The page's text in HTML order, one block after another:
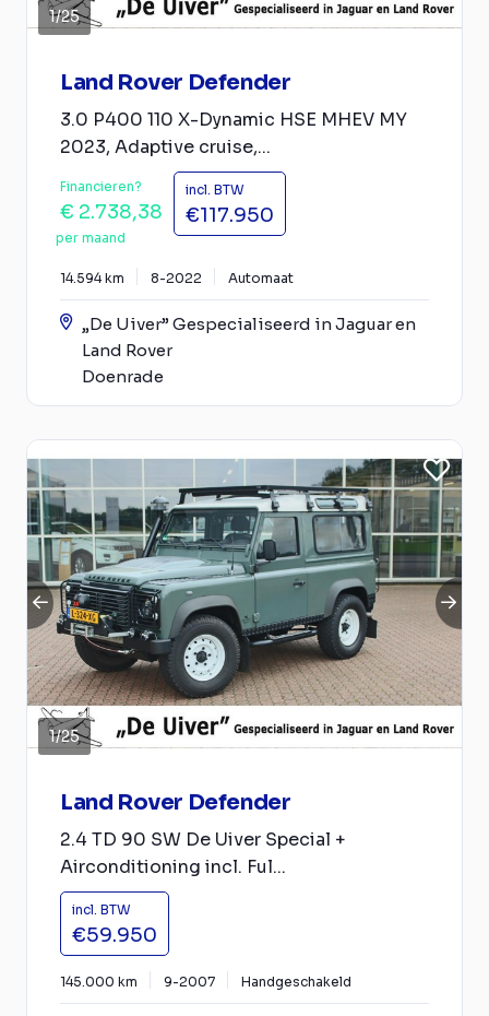
1/25
Land Rover Defender
3.0 P400 110 X-Dynamic HSE MHEV MY
2023, Adaptive cruise,...
Financieren?
€ 2.738,38
per maand
incl. BTW
€117.950
14.594 km 8-2022 Automaat
„De Uiver” Gespecialiseerd in Jaguar en
Land Rover
Doenrade
1/25
Land Rover Defender
2.4 TD 90 SW De Uiver Special +
Airconditioning incl. Ful...
incl. BTW
€59.950
145.000 km 9-2007 Handgeschakeld